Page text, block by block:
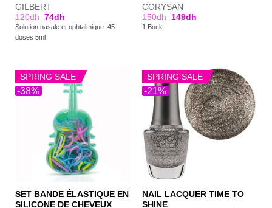
GILBERT
120dh 74dh
Solution nasale et ophtalmique. 45
doses 5ml
CORYSAN
150dh 149dh
1 Bock
-38%
SPRING SALE
SET BANDE ÉLASTIQUE EN
SILICONE DE CHEVEUX
-21%
SPRING SALE
NAIL LACQUER TIME TO
SHINE